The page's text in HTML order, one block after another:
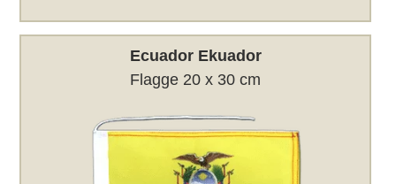
Ecuador Ekuador
Flagge 20 x 30 cm